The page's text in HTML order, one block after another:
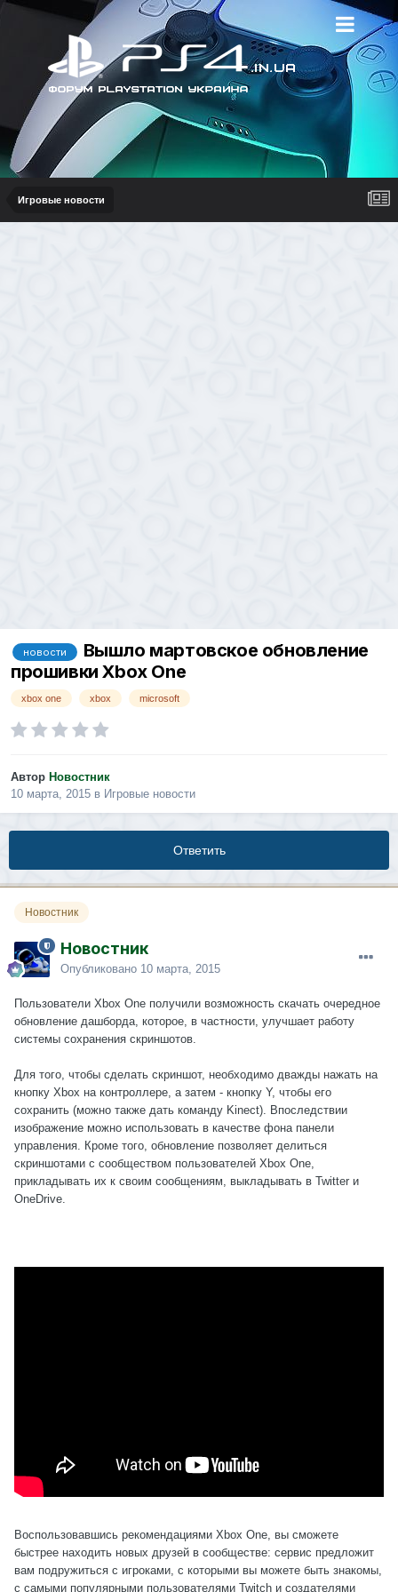
Игровые новости
новости
Вышло мартовское обновление
прошивки Xbox One
xbox one xbox microsoft
Автор Новостник
10 марта, 2015 в Игровые новости
Ответить
Новостник
Новостник
Опубликовано 10 марта, 2015
Пользователи Xbox One получили возможность скачать очередное
обновление дашборда, которое, в частности, улучшает работу
системы сохранения скриншотов.
Для того, чтобы сделать скриншот, необходимо дважды нажать на
кнопку Xbox на контроллере, а затем - кнопку Y, чтобы его
сохранить (можно также дать команду Kinect). Впоследствии
изображение можно использовать в качестве фона панели
управления. Кроме того, обновление позволяет делиться
скриншотами с сообществом пользователей Xbox One,
прикладывать их к своим сообщениям, выкладывать в Twitter и
OneDrive.
Воспользовавшись рекомендациями Xbox One, вы сможете
быстрее находить новых друзей в сообществе: сервис предложит
вам подружиться с игроками, с которыми вы можете быть знакомы,
с самыми популярными пользователями Twitch и создателями